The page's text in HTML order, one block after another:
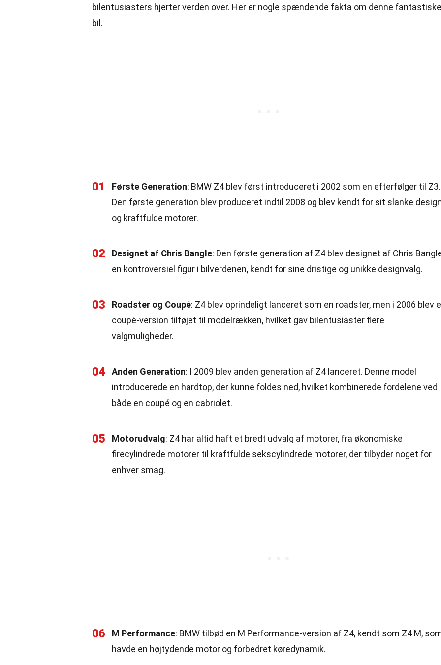
bilentusiasters hjerter verden over. Her er nogle spændende fakta om denne fantastiske
bil.
01 Første Generation: BMW Z4 blev først introduceret i 2002 som en efterfølger til Z3.
Den første generation blev produceret indtil 2008 og blev kendt for sit slanke design
og kraftfulde motorer.
02 Designet af Chris Bangle: Den første generation af Z4 blev designet af Chris
en kontroversiel figur i bilverdenen, kendt for sine dristige og unikke designvalg.
03 Roadster og Coupé: Z4 blev oprindeligt lanceret som en roadster, men i 2006 blev
coupé-version tilføjet til modelrækken, hvilket gav bilentusiaster flere
valgmuligheder.
04 Anden Generation: I 2009 blev anden generation af Z4 lanceret. Denne model
introducerede en hardtop, der kunne foldes ned, hvilket kombinerede fordelene ved
både en coupé og en cabriolet.
05 Motorudvalg: Z4 har altid haft et bredt udvalg af motorer, fra økonomiske
firecylindrede motorer til kraftfulde sekscylindrede motorer, der tilbyder noget for
enhver smag.
06 M Performance: BMW tilbød en M Performance-version af Z4, kendt som Z4 M,
havde en højtydende motor og forbedret køredynamik.